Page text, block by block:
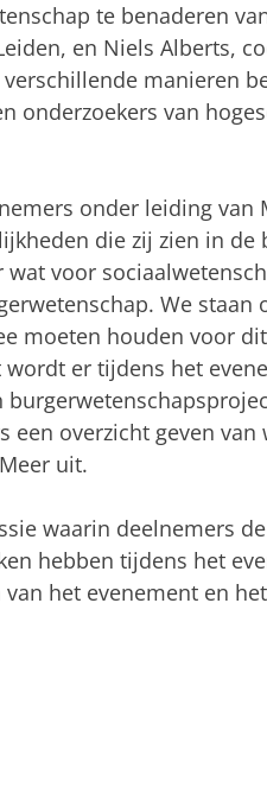
te benaderen
en Niels Alberts,
manieren
onderzoekers van
onder leiding van
die zij zien in de
voor
We staan
moeten houden voor
er tijdens het
overzicht geven van
uit.
waarin deelnemers
hebben tijdens het
het evenement en